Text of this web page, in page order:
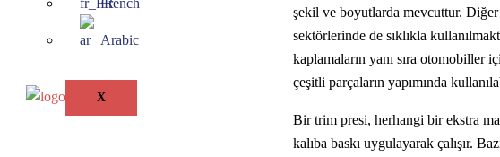
French
Arabic
X
şekil ve boyutlarda mevcuttur. Diğer
sektörlerinde de sıklıkla
kaplamaların yanı sıra otomobiller
çeşitli parçaların yapımında
Bir trim presi, herhangi bir ekstra
kalıba baskı uygulayarak çalışır.